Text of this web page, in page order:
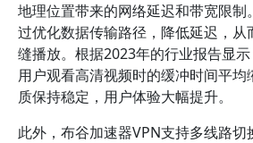
地理位置带来的网络延迟和带宽限制
过优化数据传输路径，降低延迟，从
缝播放。根据2023年的行业报告显示
用户观看高清视频时的缓冲时间平均
质保持稳定，用户体验大幅提升。
此外，布谷加速器VPN支持多线路